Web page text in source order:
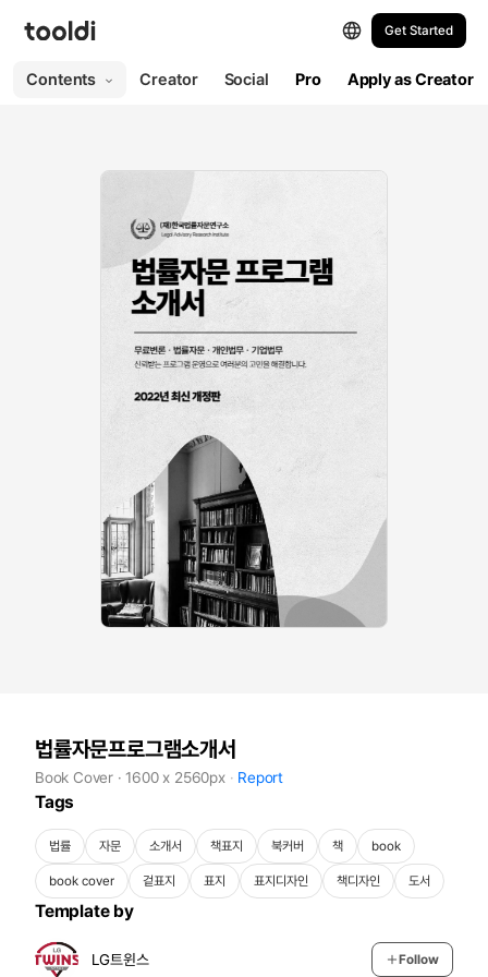
Get Started
Contents Creator Social Pro Apply as Creator
법률자문프로그램소개서
Book Cover · 1600 x 2560px Report
Tags
법률 자문 소개서 책표지 북커버 책 book
book cover 겉표지 표지 표지디자인 책디자인 도서
Template by
LG트윈스 Follow